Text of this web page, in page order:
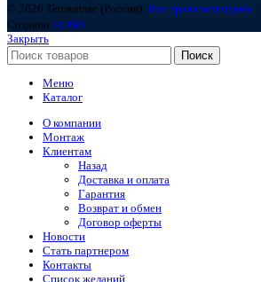
© 2026 Теплоплас (Россия). Все права защищены.
Создано BOND
Закрыть
Поиск
Меню
Каталог
О компании
Монтаж
Клиентам
Назад
Доставка и оплата
Гарантия
Возврат и обмен
Договор оферты
Новости
Стать партнером
Контакты
Список желаний